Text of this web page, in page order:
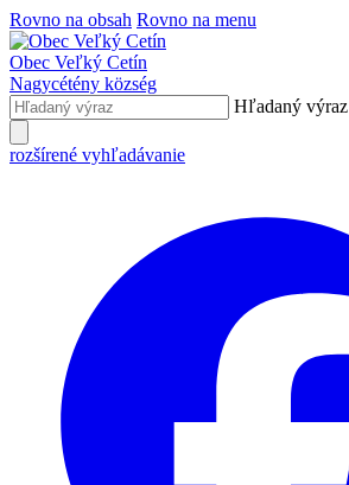
Rovno na obsah Rovno na menu
Obec Veľký Cetín
Nagycétény község
Hľadaný výraz
rozšírené vyhľadávanie